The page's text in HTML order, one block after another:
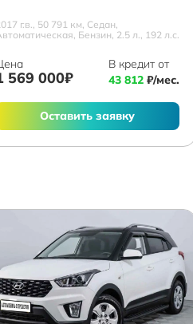
г.в., 50 791 км, Седан,
Бензин, 2.5 л., 192 л.с.
569 000₽
В кредит от
43 812 ₽/мес.
Оставить заявку